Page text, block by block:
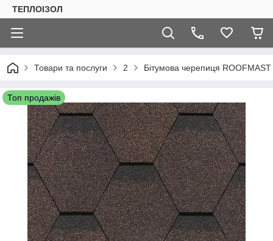
ТЕПЛОIЗОЛ
Товари та послуги 2 Бітумова черепиця
Топ продажів